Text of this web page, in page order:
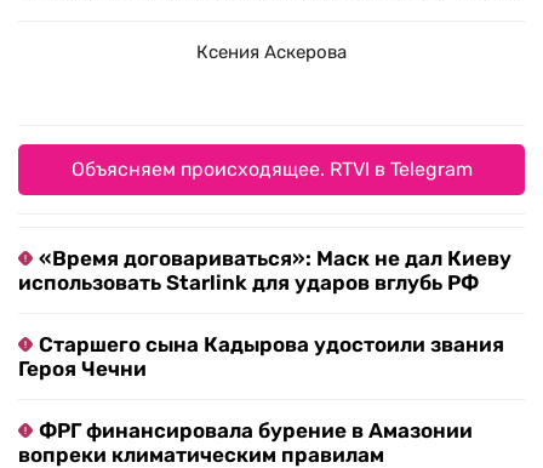
Ксения Аскерова
Объясняем происходящее. RTVI в Telegram
«Время договариваться»: Маск не дал Киеву
использовать Starlink для ударов вглубь РФ
Старшего сына Кадырова удостоили звания
Героя Чечни
ФРГ финансировала бурение в Амазонии
вопреки климатическим правилам